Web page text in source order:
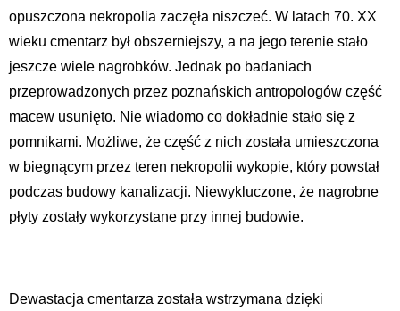
opuszczona nekropolia zaczęła niszczeć. W latach 70. XX
wieku cmentarz był obszerniejszy, a na jego terenie stało
jeszcze wiele nagrobków. Jednak po badaniach
przeprowadzonych przez poznańskich antropologów część
macew usunięto. Nie wiadomo co dokładnie stało się z
pomnikami. Możliwe, że część z nich została umieszczona
w biegnącym przez teren nekropolii wykopie, który powstał
podczas budowy kanalizacji. Niewykluczone, że nagrobne
płyty zostały wykorzystane przy innej budowie.
Dewastacja cmentarza została wstrzymana dzięki